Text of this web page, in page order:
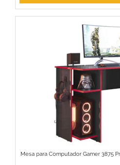
Mesa para Computador Gamer 3875